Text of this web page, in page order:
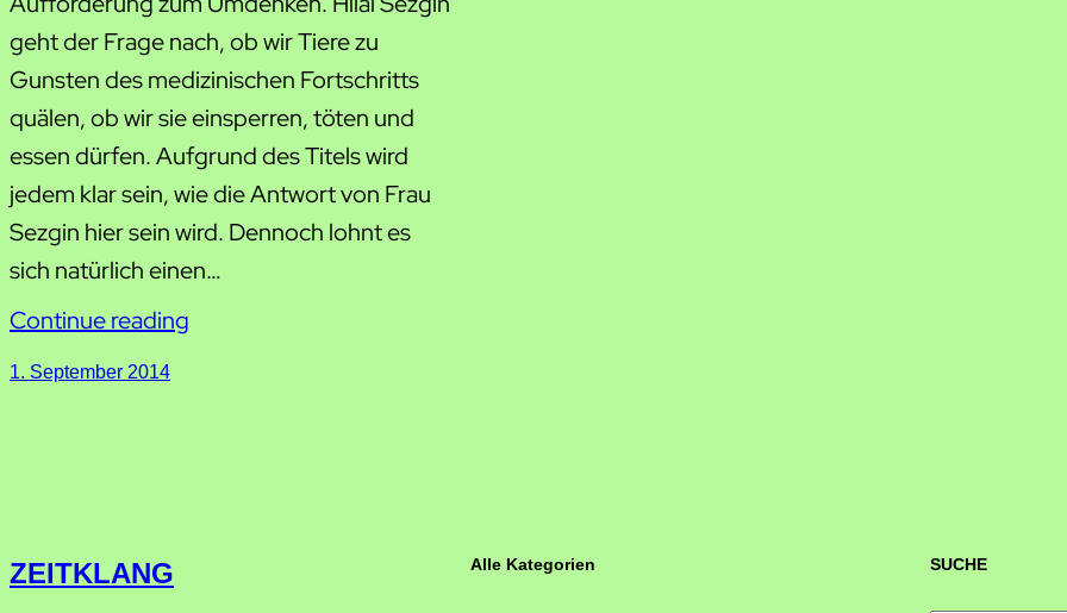
geht der Frage nach, ob wir Tiere zu
Gunsten des medizinischen Fortschritts
quälen, ob wir sie einsperren, töten und
essen dürfen. Aufgrund des Titels wird
jedem klar sein, wie die Antwort von Frau
Sezgin hier sein wird. Dennoch lohnt es
sich natürlich einen…
Continue reading
1. September 2014
ZEITKLANG Alle Kategorien SUCHE